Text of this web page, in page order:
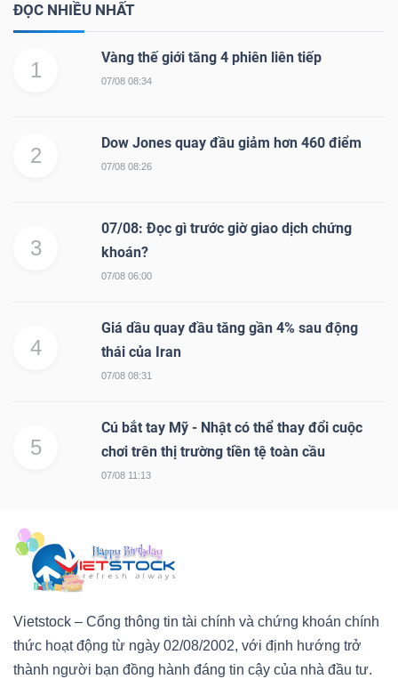
ĐỌC NHIỀU NHẤT
1
Vàng thế giới tăng 4 phiên liên tiếp
07/08 08:34
2
Dow Jones quay đầu giảm hơn 460 điểm
07/08 08:26
3
07/08: Đọc gì trước giờ giao dịch chứng
khoán?
07/08 06:00
4
Giá dầu quay đầu tăng gần 4% sau động
thái của Iran
07/08 08:31
5
Cú bắt tay Mỹ - Nhật có thể thay đổi cuộc
chơi trên thị trường tiền tệ toàn cầu
07/08 11:13
Vietstock – Cổng thông tin tài chính và chứng khoán chính
thức hoạt động từ ngày 02/08/2002, với định hướng trở
thành người bạn đồng hành đáng tin cậy của nhà đầu tư.